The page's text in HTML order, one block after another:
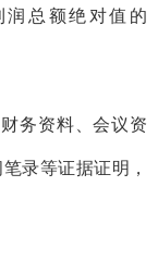
润总额绝对值的
务资料、会议资
录等证据证明 ，